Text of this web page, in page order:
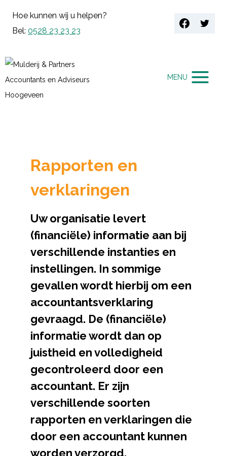
Hoe kunnen wij u helpen?
Bel: 0528 23 23 23
MENU
Rapporten en
verklaringen
Uw organisatie levert
(financiële) informatie aan bij
verschillende instanties en
instellingen. In sommige
gevallen wordt hierbij om een
accountantsverklaring
gevraagd. De (financiële)
informatie wordt dan op
juistheid en volledigheid
gecontroleerd door een
accountant. Er zijn
verschillende soorten
rapporten en verklaringen die
door een accountant kunnen
worden verzorgd.